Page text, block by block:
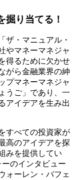
掘り当てる！
ザ・マニュアル・
やマネーマネジャ
得るために欠かせ
がら金融業界の紳
プマネーマネジャ
うご」であり、一
アイデアを生み出
すべての投資家が
高のアイデアを探
みを提供してい
のインタビュー
ォーレン・バフェ